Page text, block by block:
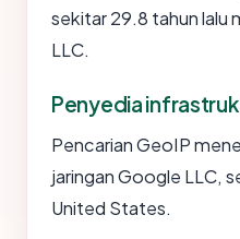
sekitar 29.8 tahun lalu
LLC.
Penyedia
Pencarian GeoIP
jaringan Google LLC,
United States.